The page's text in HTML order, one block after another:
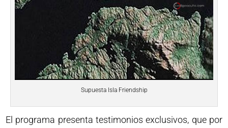
Supuesta Isla Friendship
El programa presenta testimonios exclusivos, que por